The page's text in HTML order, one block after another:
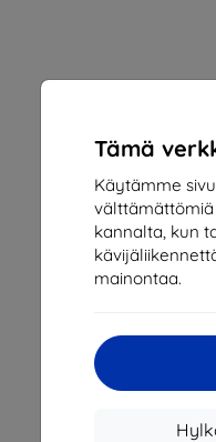
Tämä
Käytämme
välttämättömiä
kannalta, kun
mainontaa.